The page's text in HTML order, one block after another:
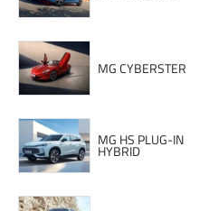
MG CYBERSTER
MG HS PLUG-IN
HYBRID